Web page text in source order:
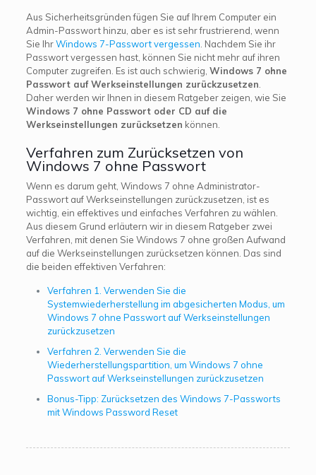
Aus Sicherheitsgründen fügen Sie auf Ihrem Computer ein
Admin-Passwort hinzu, aber es ist sehr frustrierend, wenn
Sie IhrWindows 7-Passwort vergessen . Nachdem Sie ihr
Passwort vergessen hast, können Sie nicht mehr auf ihren
Computer zugreifen. Es ist auch schwierig, Windows 7 ohne
Passwort auf Werkseinstellungen zurückzusetzen
Daher werden wir Ihnen in diesem Ratgeber zeigen, wie Sie
Windows 7 ohne Passwort oder CD auf die
Werkseinstellungen zurücksetzen können.
Verfahren zum Zurücksetzen von
Windows 7 ohne Passwort
Wenn es darum geht, Windows 7 ohne Administrator-
Passwort auf Werkseinstellungen zurückzusetzen, ist es
wichtig, ein effektives und einfaches Verfahren zu wählen.
Aus diesem Grund erläutern wir in diesem Ratgeber zwei
Verfahren, mit denen Sie Windows 7 ohne großen Aufwand
auf die Werkseinstellungen zurücksetzen können. Das sind
die beiden effektiven Verfahren:
Verfahren 1. Verwenden Sie die
Systemwiederherstellung im abgesicherten Modus, um
Windows 7 ohne Passwort auf Werkseinstellungen
zurückzusetzen
Verfahren 2. Verwenden Sie die
Wiederherstellungspartition, um Windows 7 ohne
Passwort auf Werkseinstellungen zurückzusetzen
Bonus-Tipp: Zurücksetzen des Windows 7-Passworts
mit Windows Password Reset